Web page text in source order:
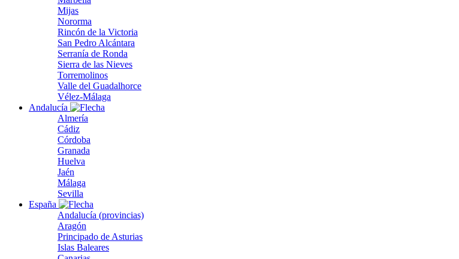
Mijas
Nororma
Rincón de la Victoria
San Pedro Alcántara
Serranía de Ronda
Sierra de las Nieves
Torremolinos
Valle del Guadalhorce
Vélez-Málaga
Andalucía
Almería
Cádiz
Córdoba
Granada
Huelva
Jaén
Málaga
Sevilla
España
Andalucía (provincias)
Aragón
Principado de Asturias
Islas Baleares